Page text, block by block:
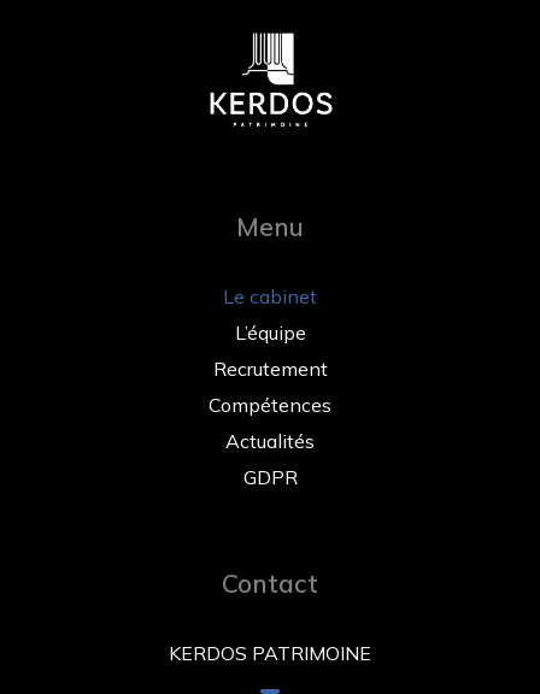
Menu
Le cabinet
L’équipe
Recrutement
Compétences
Actualités
GDPR
Contact
KERDOS PATRIMOINE